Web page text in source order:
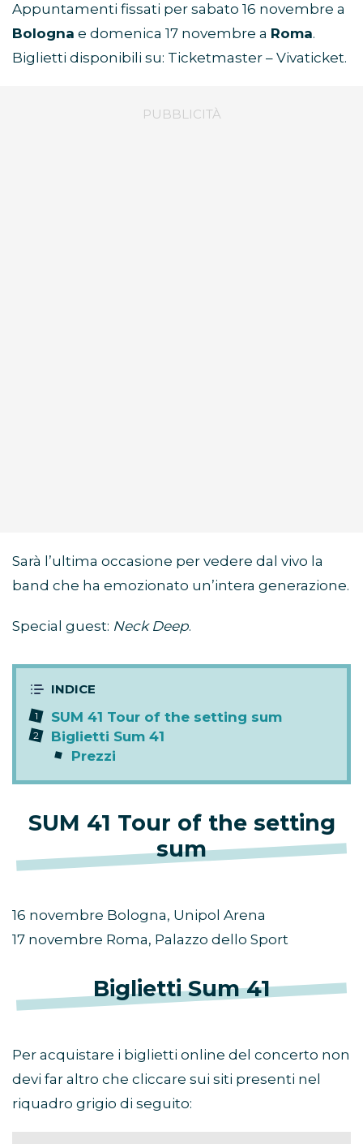
Appuntamenti fissati per sabato 16 novembre a
Bologna e domenica 17 novembre a Roma.
Biglietti disponibili su: Ticketmaster – Vivaticket.
Sarà l’ultima occasione per vedere dal vivo la
band che ha emozionato un’intera generazione.
Special guest: Neck Deep.
SUM 41 Tour of the setting sum
Biglietti Sum 41
Prezzi
SUM 41 Tour of the setting
sum
16 novembre Bologna, Unipol Arena
17 novembre Roma, Palazzo dello Sport
Biglietti Sum 41
Per acquistare i biglietti online del concerto non
devi far altro che cliccare sui siti presenti nel
riquadro grigio di seguito: